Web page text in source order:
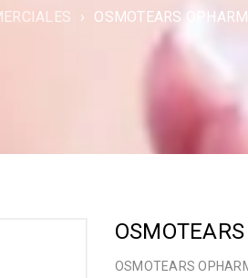
› OSMOTEARS
OSMOTEARS